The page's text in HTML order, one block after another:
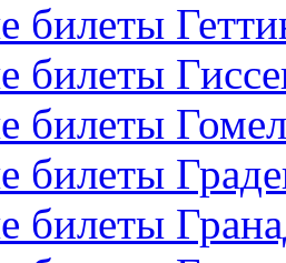
билеты
билеты
билеты
билеты
билеты